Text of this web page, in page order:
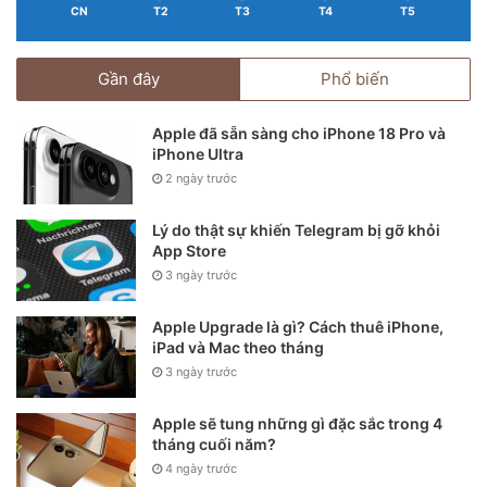
Chàng YouTuber này cũng thử thay đổi cụm camera của 2
chiếc máy này cho nhau và có kết quả tương tự. Mọi vấn đề
chỉ được giải quyết khi linh kiện của cả 2 được trả về với
đúng nơi nó thuộc về.
CN T2 T3 T4 T5
Gần đây Phổ biến
Apple đã sẵn sàng cho iPhone 18 Pro và
iPhone Ultra
2 ngày trước
Lý do thật sự khiến Telegram bị gỡ khỏi
App Store
3 ngày trước
Apple Upgrade là gì? Cách thuê iPhone,
iPad và Mac theo tháng
3 ngày trước
Apple sẽ tung những gì đặc sắc trong 4
tháng cuối năm?
4 ngày trước